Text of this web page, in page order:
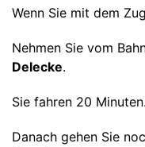
Wenn Sie mit dem
Nehmen Sie vom
Delecke.
Sie fahren 20 Minuten.
Danach gehen Sie